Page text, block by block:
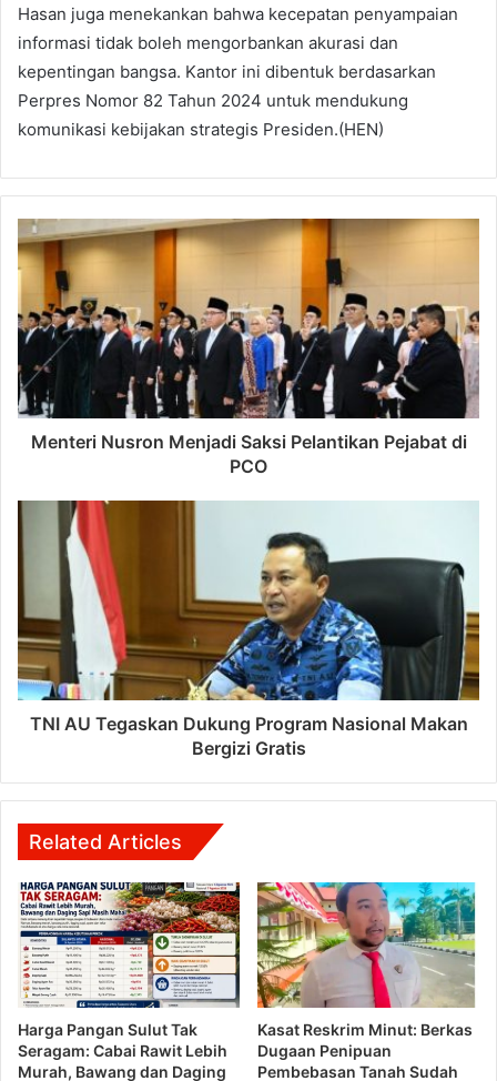
Hasan juga menekankan bahwa kecepatan penyampaian
informasi tidak boleh mengorbankan akurasi dan
kepentingan bangsa. Kantor ini dibentuk berdasarkan
Perpres Nomor 82 Tahun 2024 untuk mendukung
komunikasi kebijakan strategis Presiden.(HEN)
Menteri Nusron Menjadi Saksi Pelantikan Pejabat di
PCO
TNI AU Tegaskan Dukung Program Nasional Makan
Bergizi Gratis
Related Articles
Harga Pangan Sulut Tak
Seragam: Cabai Rawit Lebih
Murah, Bawang dan Daging
Kasat Reskrim Minut: Berkas
Dugaan Penipuan
Pembebasan Tanah Sudah